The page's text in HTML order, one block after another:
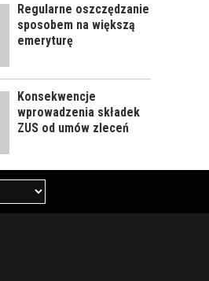
ROZWÓJ
- JAK O
NIEGO DBAĆ?
Regularne oszczędzanie
sposobem na większą
emeryturę
Konsekwencje
wprowadzenia składek
ZUS od umów zleceń